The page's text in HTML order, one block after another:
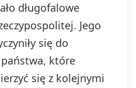
długofalowe
Jego
się do
państwa, które
się z kolejnymi